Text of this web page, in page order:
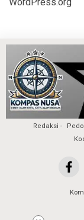
Redaksi